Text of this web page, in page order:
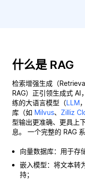
什么是 RAG
检索增强生成（
RAG）正引领生成式 AI
练的大语言模型（LLM
库（如 Milvus、 Zilliz
型输出更准确、更具上
息。 一个完整的 RAG
向量数据库：用于存
嵌入模型：将文本转
持；